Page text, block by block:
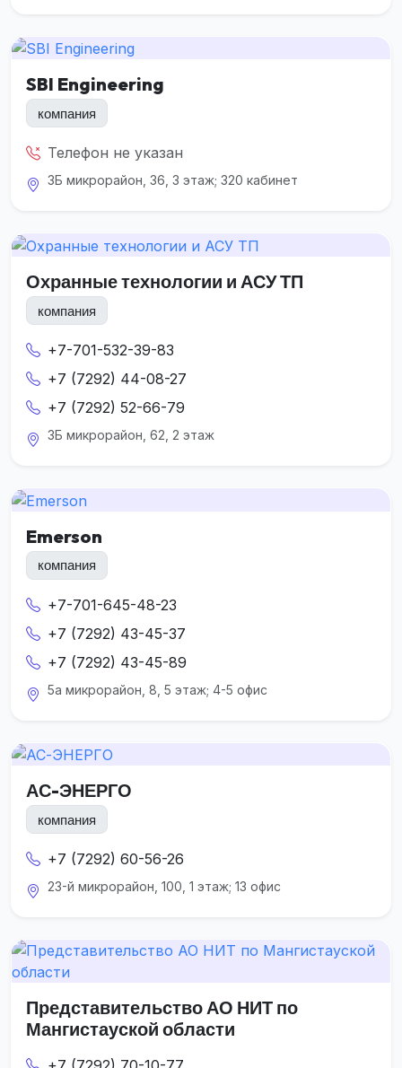
SBI Engineering
компания
Телефон не указан
3Б микрорайон, 36, 3 этаж; 320 кабинет
Охранные технологии и АСУ ТП
компания
+7-701-532-39-83
+7 (7292) 44-08-27
+7 (7292) 52-66-79
3Б микрорайон, 62, 2 этаж
Emerson
компания
+7-701-645-48-23
+7 (7292) 43-45-37
+7 (7292) 43-45-89
5а микрорайон, 8, 5 этаж; 4-5 офис
АС-ЭНЕРГО
компания
+7 (7292) 60-56-26
23-й микрорайон, 100, 1 этаж; 13 офис
Представительство АО НИТ по
Мангистауской области